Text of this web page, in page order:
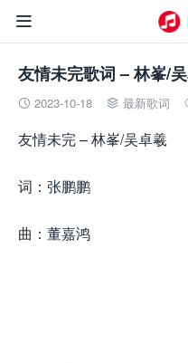

友情未完歌词 – 林峯/
 2023-10-18  最新歌词
友情未完 – 林峯/吴卓羲
词：张鹏鹏
曲：董嘉鸿